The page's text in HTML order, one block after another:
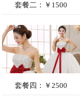
套餐二：￥1500
套餐四：￥2500